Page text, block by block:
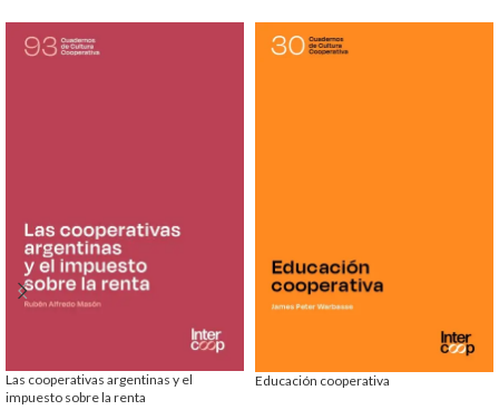
Las cooperativas argentinas y el
impuesto sobre la renta
Educación cooperativa